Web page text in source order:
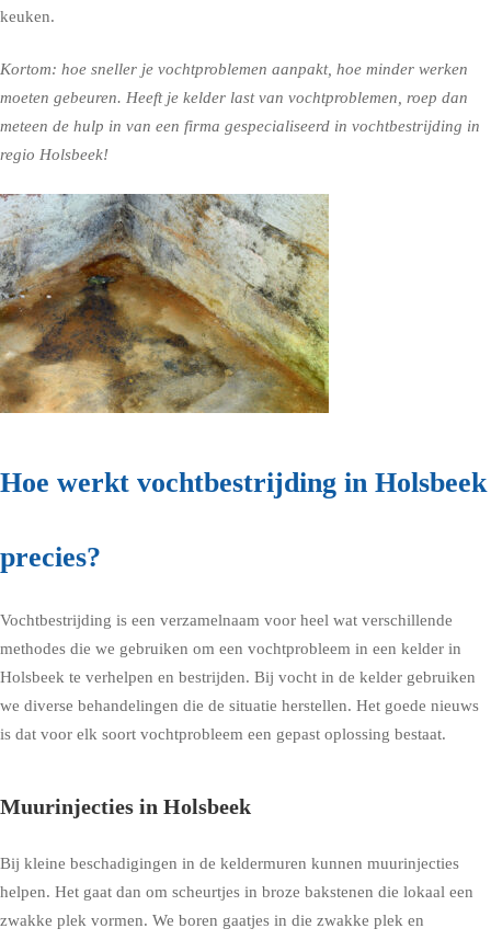
keuken.
Kortom: hoe sneller je vochtproblemen aanpakt, hoe minder werken
moeten gebeuren. Heeft je kelder last van vochtproblemen, roep dan
meteen de hulp in van een firma gespecialiseerd in vochtbestrijding in
regio Holsbeek!
Hoe werkt vochtbestrijding in Holsbeek
precies?
Vochtbestrijding is een verzamelnaam voor heel wat verschillende
methodes die we gebruiken om een vochtprobleem in een kelder in
Holsbeek te verhelpen en bestrijden. Bij vocht in de kelder gebruiken
we diverse behandelingen die de situatie herstellen. Het goede nieuws
is dat voor elk soort vochtprobleem een gepast oplossing bestaat.
Muurinjecties in Holsbeek
Bij kleine beschadigingen in de keldermuren kunnen muurinjecties
helpen. Het gaat dan om scheurtjes in broze bakstenen die lokaal een
zwakke plek vormen. We boren gaatjes in die zwakke plek en